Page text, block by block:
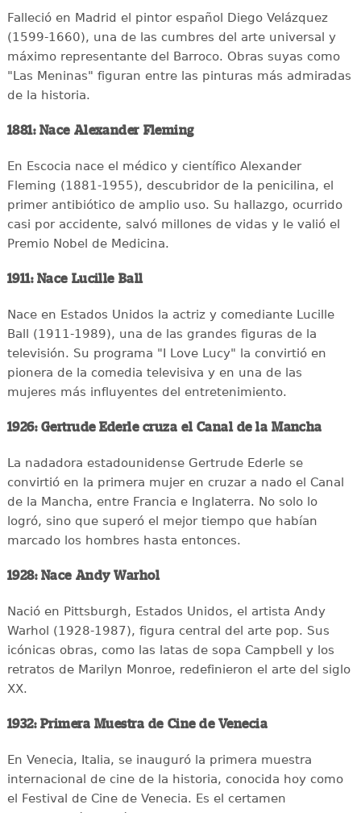
Falleció en Madrid el pintor español Diego Velázquez
(1599-1660), una de las cumbres del arte universal y
máximo representante del Barroco. Obras suyas como
"Las Meninas" figuran entre las pinturas más admiradas
de la historia.
1881: Nace Alexander Fleming
En Escocia nace el médico y científico Alexander
Fleming (1881-1955), descubridor de la penicilina, el
primer antibiótico de amplio uso. Su hallazgo, ocurrido
casi por accidente, salvó millones de vidas y le valió el
Premio Nobel de Medicina.
1911: Nace Lucille Ball
Nace en Estados Unidos la actriz y comediante Lucille
Ball (1911-1989), una de las grandes figuras de la
televisión. Su programa "I Love Lucy" la convirtió en
pionera de la comedia televisiva y en una de las
mujeres más influyentes del entretenimiento.
1926: Gertrude Ederle cruza el Canal de la Mancha
La nadadora estadounidense Gertrude Ederle se
convirtió en la primera mujer en cruzar a nado el Canal
de la Mancha, entre Francia e Inglaterra. No solo lo
logró, sino que superó el mejor tiempo que habían
marcado los hombres hasta entonces.
1928: Nace Andy Warhol
Nació en Pittsburgh, Estados Unidos, el artista Andy
Warhol (1928-1987), figura central del arte pop. Sus
icónicas obras, como las latas de sopa Campbell y los
retratos de Marilyn Monroe, redefinieron el arte del siglo
XX.
1932: Primera Muestra de Cine de Venecia
En Venecia, Italia, se inauguró la primera muestra
internacional de cine de la historia, conocida hoy como
el Festival de Cine de Venecia. Es el certamen